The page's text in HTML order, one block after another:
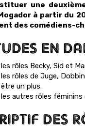
une
à partir du
des comédiens-
EN
rôles Becky, Sid et
les rôles de Juge,
un plus.
les autres rôles
DES